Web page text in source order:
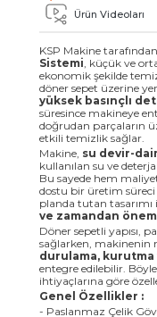
Ürün Videoları
KSP Makine
Sistemi, küçük ve
ekonomik şekilde
döner sepet üzerine
yüksek basınçlı
süresince makineye
doğrudan parçaların
etkili temizlik sağlar.
Makine, su devir-
kullanılan su ve
Bu sayede hem
dostu bir üretim
planda tutan tasarımı
ve zamandan
Döner sepetli yapısı,
sağlarken, makinenin
durulama,
entegre edilebilir.
ihtiyaçlarına göre
Genel Özellikler :
- Paslanmaz Çelik